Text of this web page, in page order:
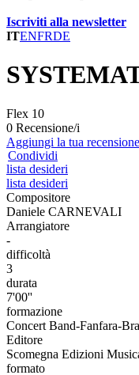
Iscriviti alla newsletter
ITENFRDE
Flex 10
0 Recensione/i
Aggiungi la tua recensione
Condividi
lista desideri
lista desideri
Compositore
Daniele CARNEVALI
Arrangiatore
-
difficoltà
3
durata
7'00''
formazione
Concert Band-Fanfara-
Editore
Scomegna Edizioni
formato